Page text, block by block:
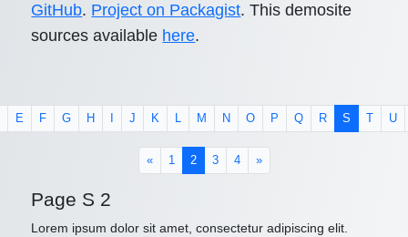
GitHub. Project on Packagist. This demosite
sources available here.
E F G H J K L M N O P Q R S U
« 1 2(current)
3 4 »
Page S 2
Lorem ipsum dolor sit amet, consectetur adipiscing elit.